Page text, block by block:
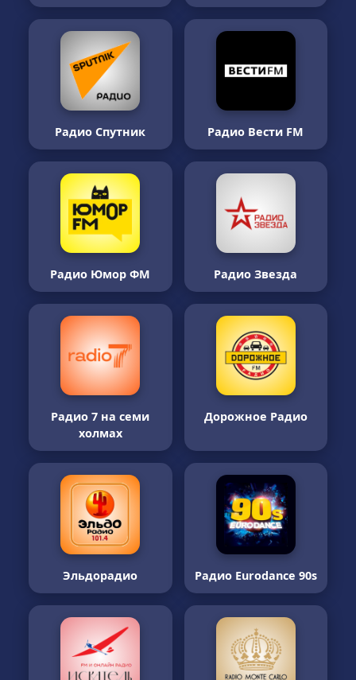
Радио Спутник Радио Вести FM
Радио Юмор ФМ Радио Звезда
Радио 7 на семи
холмах
Дорожное Радио
Эльдорадио Радио Eurodance 90s